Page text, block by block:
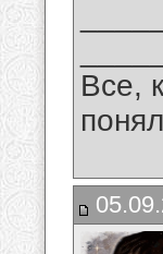
Все,